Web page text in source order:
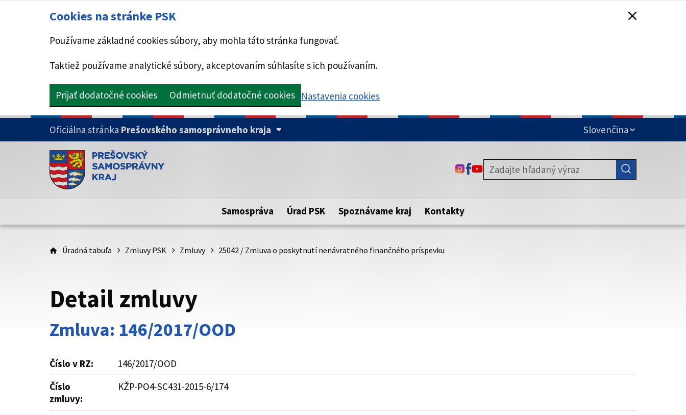
Cookies na stránke PSK
Používame základné cookies súbory, aby mohla táto stránka fungovať.
Taktiež používame analytické súbory, akceptovaním súhlasíte s ich používaním.
Prijať dodatočné cookies Odmietnuť dodatočné cookies Nastavenia cookies
PRESKOČIŤ NA HLAVNÝ OBSAH
Oficiálna stránka Prešovského samosprávneho kraja
Doména psk.sk je oficiálna
Toto je oficiálna webová stránka Prešovského samosprávneho kraja.
Táto stránka je zabezpečená
zabezpečenú webovú stránku. Zabezpečená stránka vždy začína
https:// pred názvom domény webového sídla.
ODKAZ SA OTVORÍ NA NOVEJ KARTE
ODKAZ SA OTVORÍ NA NOVEJ KARTE
ODKAZ SA OTVORÍ NA NOVEJ KARTE
Samospráva Úrad PSK Spoznávame kraj Kontakty
Úradná tabuľa Zmluvy PSK Zmluvy 25042 / Zmluva o poskytnutí nenávratného finančného príspevku
Detail zmluvy
Zmluva: 146/2017/OOD
Číslo v RZ:
146/2017/OOD
Číslo
zmluvy:
KŽP-PO4-SC431-2015-6/174